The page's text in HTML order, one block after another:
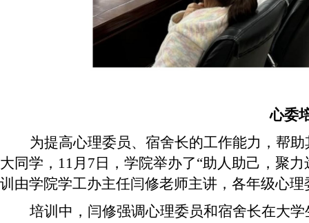
心委
为提高心理委员、宿舍长的工作能力，帮
大同学，11月7日，学院举办了“助人助己，聚
训由学院学工办主任闫修老师主讲，各年级心
培训中，闫修强调心理委员和宿舍长在大